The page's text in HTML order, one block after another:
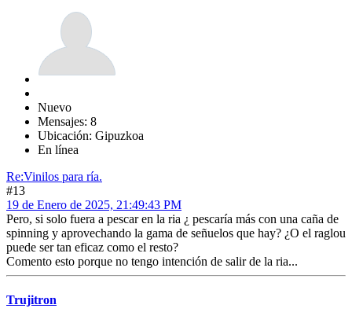
Nuevo
Mensajes: 8
Ubicación: Gipuzkoa
En línea
Re:Vinilos para ría.
#13
19 de Enero de 2025, 21:49:43 PM
Pero, si solo fuera a pescar en la ria ¿ pescaría más con una caña de
spinning y aprovechando la gama de señuelos que hay? ¿O el raglou
puede ser tan eficaz como el resto?
Comento esto porque no tengo intención de salir de la ria...
Trujitron